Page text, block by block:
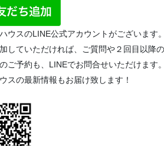
ウスのLINE公式アカウントがございます。
していただければ、ご質問や２回目以降
ご予約も、LINEでお問合せいただけます。
スの最新情報もお届け致します！